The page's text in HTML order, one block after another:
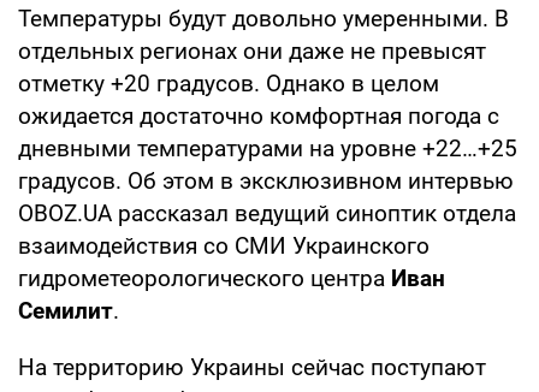
Температуры будут довольно умеренными. В
отдельных регионах они даже не превысят
отметку +20 градусов. Однако в целом
ожидается достаточно комфортная погода с
дневными температурами на уровне +22…+25
градусов. Об этом в эксклюзивном интервью
OBOZ.UA рассказал ведущий синоптик отдела
взаимодействия со СМИ Украинского
гидрометеорологического центра Иван
Семилит.
На территорию Украины сейчас поступают